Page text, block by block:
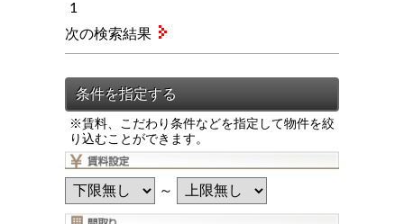
1
※賃料、こだわり条件などを指定して物件を絞
り込むことができます。
～